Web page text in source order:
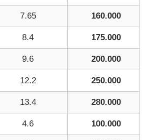
7.65 160.000
8.4 175.000
9.6 200.000
12.2 250.000
13.4 280.000
4.6 100.000